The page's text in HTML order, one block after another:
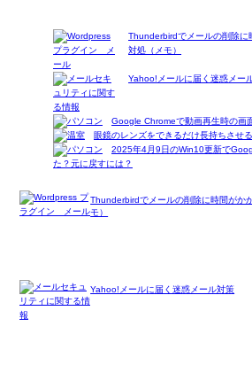
Thunderbirdでメールの削除に
対処（メモ）
Yahoo!メールに届く迷惑メー
Google Chromeで動画再生時の画
眼鏡のレンズをできるだけ長持ちさせ
2025年4月9日のWin10更新で
た？元に戻すには？
Thunderbirdでメールの削除に時間がか
モ）
Yahoo!メールに届く迷惑メール対策